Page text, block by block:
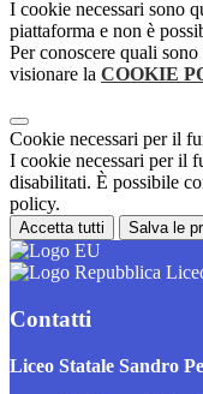
I cookie necessari sono
piattaforma e non è
Per conoscere quali
visionare la COOKIE
Cookie necessari per il
I cookie necessari per il
disabilitati. È possibile
policy.
Accetta tutti Salva le
Contatti
Liceo Statale Sandro